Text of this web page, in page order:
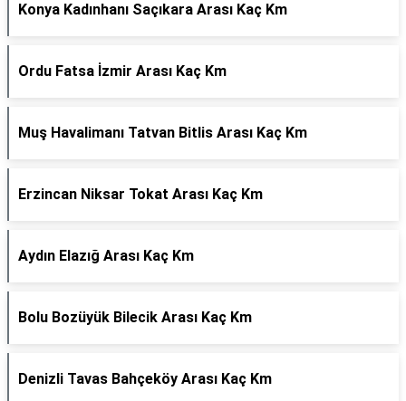
Konya Kadınhanı Saçıkara Arası Kaç Km
Ordu Fatsa İzmir Arası Kaç Km
Muş Havalimanı Tatvan Bitlis Arası Kaç Km
Erzincan Niksar Tokat Arası Kaç Km
Aydın Elazığ Arası Kaç Km
Bolu Bozüyük Bilecik Arası Kaç Km
Denizli Tavas Bahçeköy Arası Kaç Km